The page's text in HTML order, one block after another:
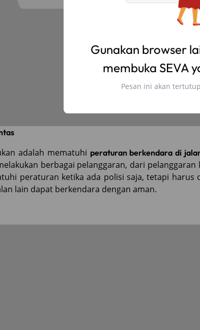
adalah mematuhi peraturan berkendara di
berbagai pelanggaran, dari
peraturan ketika ada polisi saja, tetapi harus
lain dapat berkendara dengan aman.